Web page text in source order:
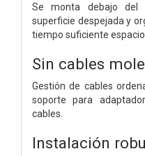
Se monta debajo del
superficie despejada y
tiempo suficiente espacio
Sin cables
Gestión de cables
soporte para
cables.
Instalación